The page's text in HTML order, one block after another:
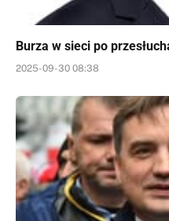
Burza w sieci po
2025-09-30 08:38